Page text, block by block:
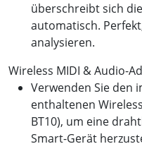
überschreibt sich
automatisch.
analysieren.
Wireless MIDI & Audio-
Verwenden Sie den
enthaltenen
BT10), um eine
Smart-Gerät